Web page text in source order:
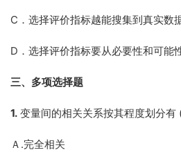
C．选择评价指标越能搜集到真实数
D．选择评价指标要从必要性和可能
三、多项选择题
1. 变量间的相关关系按其程度划分有
Ａ.完全相关